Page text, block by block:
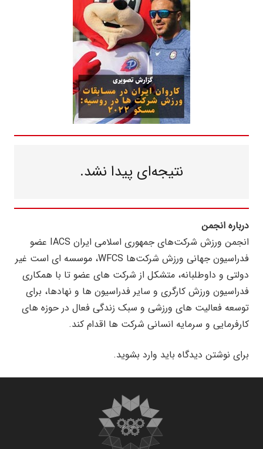
نتیجه‌ای پیدا نشد.
درباره انجمن
انجمن ورزش شرکت‌های جمهوری اسلامی ایران IACS عضو
فدراسیون جهانی ورزش شرکت‌ها WFCS، موسسه ای است غیر
دولتی و داوطلبانه، متشکل از ‌شرکت های عضو تا با همکاری
فدراسیون ورزش کارگری و سایر فدراسیون ها و نهادها، برای
توسعه فعالیت های ورزشی و سبک زندگی فعال در حوزه های
کارفرمایی و سرمایه انسانی شرکت ها اقدام کند.
برای نوشتن دیدگاه باید وارد بشوید.